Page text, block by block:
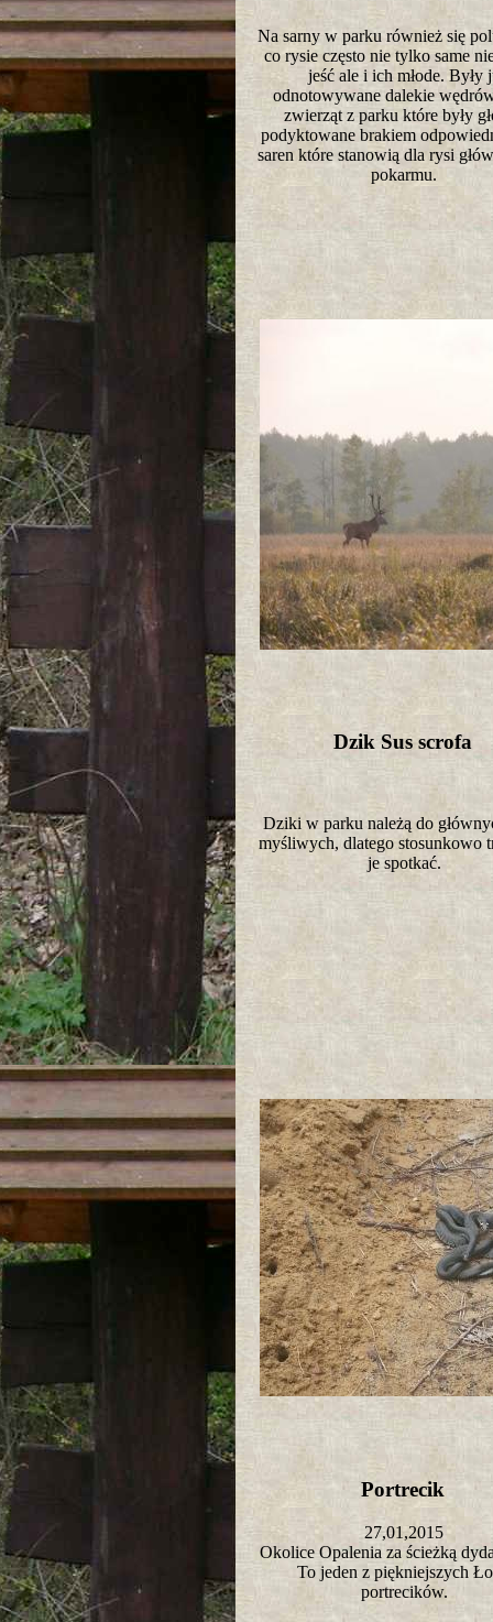
Na sarny w parku również się
co rysie często nie tylko same
jeść ale i ich młode. Były
odnotowywane dalekie
zwierząt z parku które były
podyktowane brakiem
saren które stanowią dla rysi
pokarmu.
Dzik Sus scrofa
Dziki w parku należą do
myśliwych, dlatego stosunkowo
je spotkać.
Portrecik
27,01,2015
Okolice Opalenia za ścieżką
To jeden z piękniejszych
portrecików.